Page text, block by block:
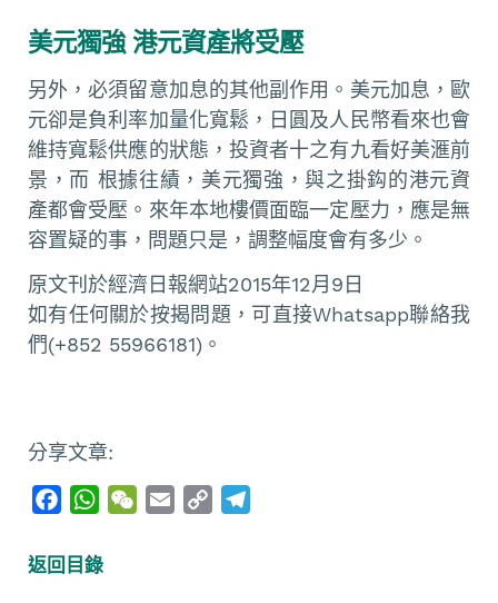
美元獨強 港元資產將受壓
另外，必須留意加息的其他副作用。美元加息，歐
元卻是負利率加量化寬鬆，日圓及人民幣看來也會
維持寬鬆供應的狀態，投資者十之有九看好美滙前
景，而 根據往績，美元獨強，與之掛鈎的港元資
產都會受壓。來年本地樓價面臨一定壓力，應是無
容置疑的事，問題只是，調整幅度會有多少。
原文刊於經濟日報網站2015年12月9日
如有任何關於按揭問題，可直接Whatsapp聯絡我
們(+852 55966181)。
分享文章:
c
W
a
W
返回目錄